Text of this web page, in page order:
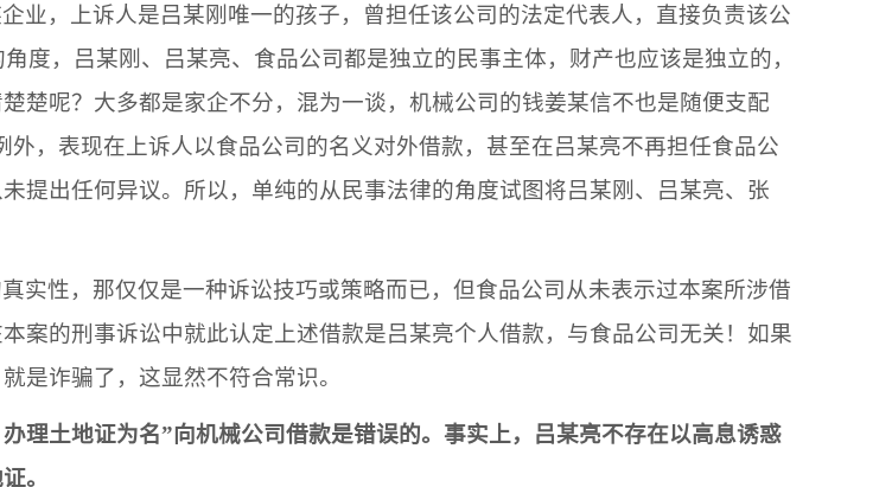
业，上诉人是吕某刚 唯一的孩子，曾担任该公司的法定代表人，直接负责该公
度， 吕某刚 、 吕某亮、 食品公司都是独立的民事主体，财产也应该是独立的，
楚呢？大多都是家企不分，混为一谈， 机械公司的钱姜某信不也是随便支配
外，表现在上诉人以食品公司的名义对外借款，甚至在吕某亮不再担任食品公
未提出任何异议。所以，单纯的从民事法律的角度试图将吕某刚 、 吕某亮、 张
实性，那仅仅是一种诉讼技巧或策略而已，但食品公司 从未表示过本案所涉借
案的刑事诉讼中就此认定上述借款是吕某亮个人借款，与食品公司 无关！如果
是诈骗了，这显然不符合常识。
理土地证为名”向机械公司借款是错误的。事实上， 吕某亮不存在以高息诱惑
。